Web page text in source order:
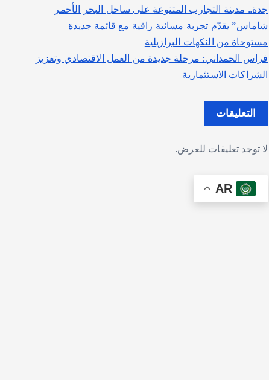
جدة.. مدينة التجارب المتنوعة على ساحل البحر الأحمر
شاماس” يقدّم تجربة مسائية راقية مع قائمة جديدة
مستوحاة من النكهات البرازيلية
فراس الحمداني: مرحلة جديدة من العمل الاقتصادي وتعزيز
الشراكات الاستثمارية
التعليقات
لا توجد تعليقات للعرض.
AR